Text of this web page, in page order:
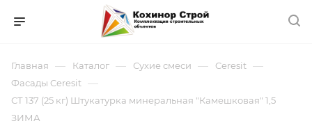
Главная — Каталог — Сухие смеси — Ceresit —
Фасады Ceresit —
СТ 137 (25 кг) Штукатурка минеральная "Камешковая" 1,5
ЗИМА